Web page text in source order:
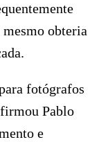
obteria
fotógrafos
Pablo
e